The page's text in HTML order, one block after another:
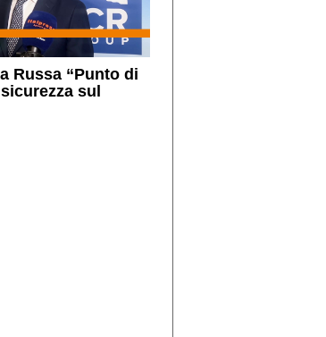
Russa “Punto di
sul